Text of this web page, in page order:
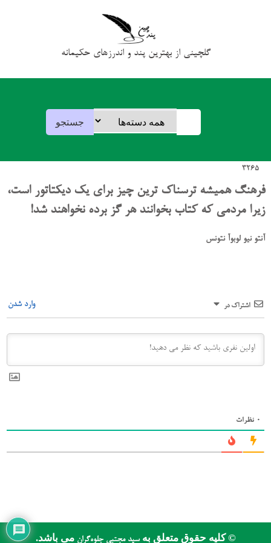
گلچینی از بهترین پند و اندرزهای حکیمانه
3265
فرهنگ همیشه ترسناک ترین چیز برای یک دیکتاتور است،
زیرا مردمی که کتاب بخوانند هر گز برده نخواهند شد!
آنتو نیو لوبوآ نتونس
اشتراک در وارد شدن
0 نظرات
© کلیه حقوق متعلق بهسید مجتبی جلوه‌گرانمی باشد.